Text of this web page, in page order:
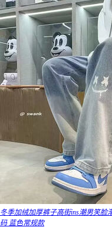
冬季加绒加厚裤子高街ins潮男笑脸
码 蓝色常规款